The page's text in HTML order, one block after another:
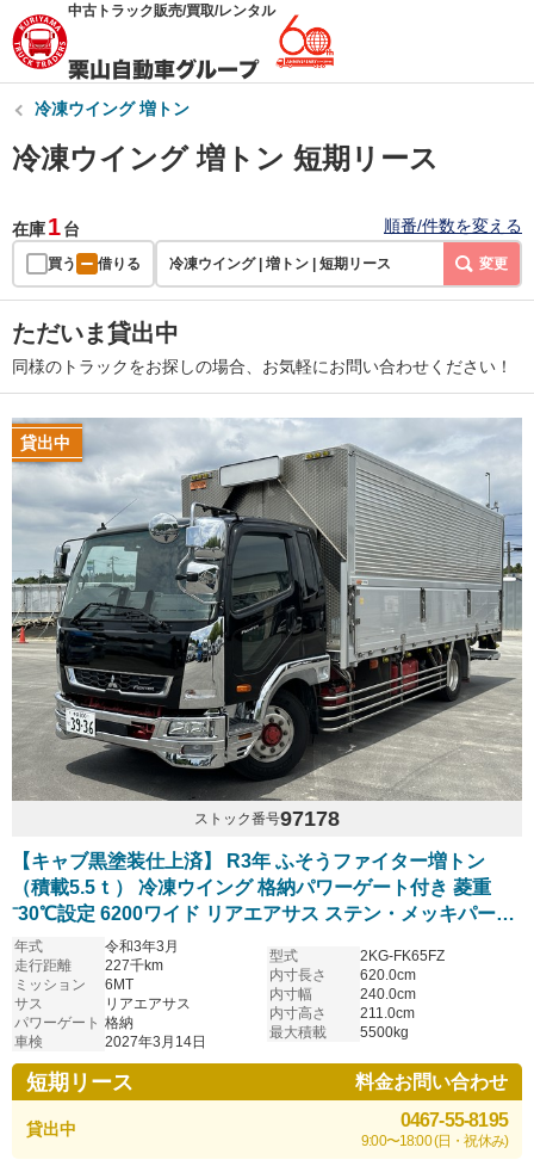
中古トラック販売/買取/レンタル
冷凍ウイング 増トン
冷凍ウイング 増トン 短期リース
在庫1台 順番/件数を変える
買う 借りる 冷凍ウイング | 増トン | 短期リース 変更
ただいま貸出中
同様のトラックをお探しの場合、お気軽にお問い合わせください！
貸出中
ストック番号97178
【キャブ黒塗装仕上済】 R3年 ふそうファイター増トン
（積載5.5ｔ） 冷凍ウイング 格納パワーゲート付き 菱重
⁻30℃設定 6200ワイド リアエアサス ステン・メッキパーツ
多数 アルミホイール 6速マニュアル 車検付き
年式
令和3年3月
走行距離
227千km
ミッション
6MT
サス
リアエアサス
パワーゲート 格納
車検
2027年3月14日
型式
2KG-FK65FZ
内寸長さ
620.0cm
内寸幅
240.0cm
内寸高さ
211.0cm
最大積載
5500kg
短期リース 料金お問い合わせ
貸出中 0467-55-8195
9:00〜18:00 (日・祝休み)